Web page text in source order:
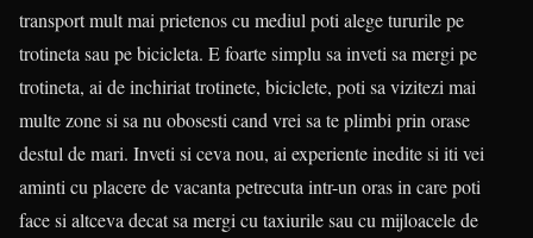
transport mult mai prietenos cu mediul poti alege tururile pe
trotineta sau pe bicicleta. E foarte simplu sa inveti sa mergi pe
trotineta, ai de inchiriat trotinete, biciclete, poti sa vizitezi mai
multe zone si sa nu obosesti cand vrei sa te plimbi prin orase
destul de mari. Inveti si ceva nou, ai experiente inedite si iti vei
aminti cu placere de vacanta petrecuta intr-un oras in care poti
face si altceva decat sa mergi cu taxiurile sau cu mijloacele de